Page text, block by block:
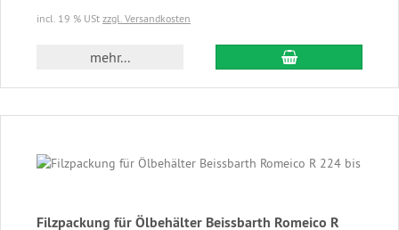
incl. 19 % USt zzgl. Versandkosten
mehr... In den
Filzpackung für Ölbehälter Beissbarth Romeico R